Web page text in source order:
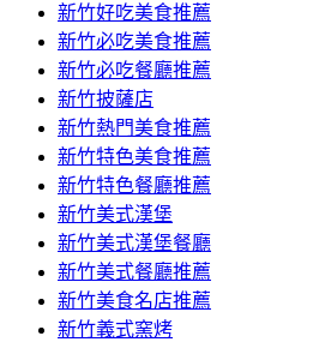
新竹好吃美食推薦
新竹必吃美食推薦
新竹必吃餐廳推薦
新竹披薩店
新竹熱門美食推薦
新竹特色美食推薦
新竹特色餐廳推薦
新竹美式漢堡
新竹美式漢堡餐廳
新竹美式餐廳推薦
新竹美食名店推薦
新竹義式窯烤